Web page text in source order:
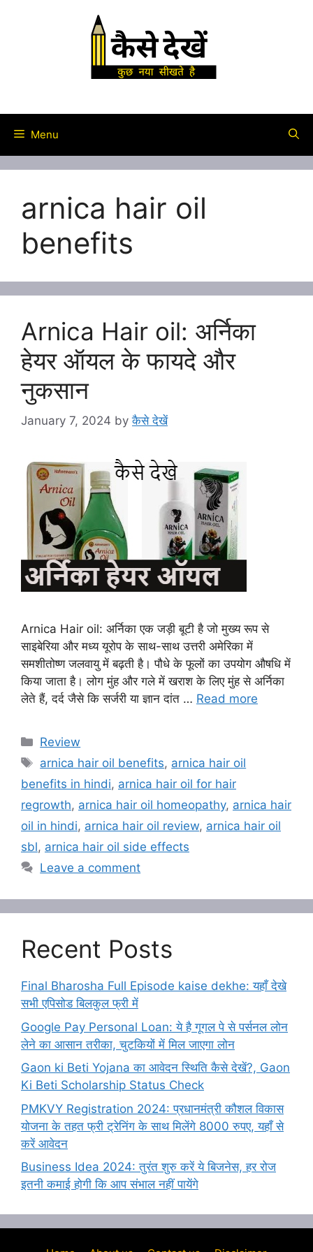
Menu
arnica hair oil
benefits
Arnica Hair oil: अर्निका
हेयर ऑयल के फायदे और
नुकसान
January 7, 2024 byकैसे देखें
Arnica Hair oil: अर्निका एक जड़ी बूटी है जो मुख्य रूप से
साइबेरिया और मध्य यूरोप के साथ-साथ उत्तरी अमेरिका में
समशीतोष्ण जलवायु में बढ़ती है। पौधे के फूलों का उपयोग औषधि में
किया जाता है। लोग मुंह और गले में खराश के लिए मुंह से अर्निका
लेते हैं, दर्द जैसे कि सर्जरी या ज्ञान दांत … Read more
Categories
Review
Tags
arnica hair oil benefits, arnica hair oil
benefits in hindi, arnica hair oil for hair
regrowth, arnica hair oil homeopathy, arnica hair
oil in hindi, arnica hair oil review, arnica hair oil
sbl, arnica hair oil side effects
Leave a comment
Recent Posts
Final Bharosha Full Episode kaise dekhe: यहाँ देखे
सभी एपिसोड बिलकुल फ्री में
Google Pay Personal Loan: ये है गूगल पे से पर्सनल लोन
लेने का आसान तरीका, चुटकियों में मिल जाएगा लोन
Gaon ki Beti Yojana का आवेदन स्थिति कैसे देखें?, Gaon
Ki Beti Scholarship Status Check
PMKVY Registration 2024: प्रधानमंत्री कौशल विकास
योजना के तहत फ्री ट्रेनिंग के साथ मिलेंगे 8000 रुपए, यहाँ से
करें आवेदन
Business Idea 2024: तुरंत शुरु करें ये बिजनेस, हर रोज
इतनी कमाई होगी कि आप संभाल नहीं पायेंगे